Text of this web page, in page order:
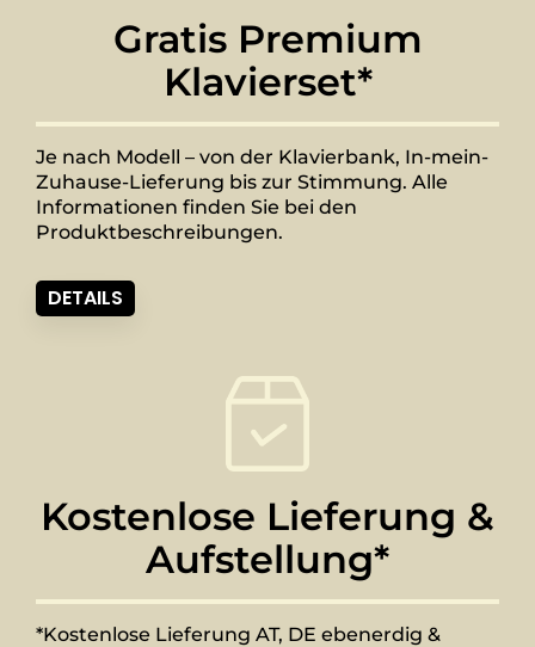
Gratis Premium
Klavierset*
Je nach Modell – von der Klavierbank, In-mein-
Zuhause-Lieferung bis zur Stimmung. Alle
Informationen finden Sie bei den
Produktbeschreibungen.
DETAILS
Kostenlose Lieferung &
Aufstellung*
*Kostenlose Lieferung AT, DE ebenerdig &